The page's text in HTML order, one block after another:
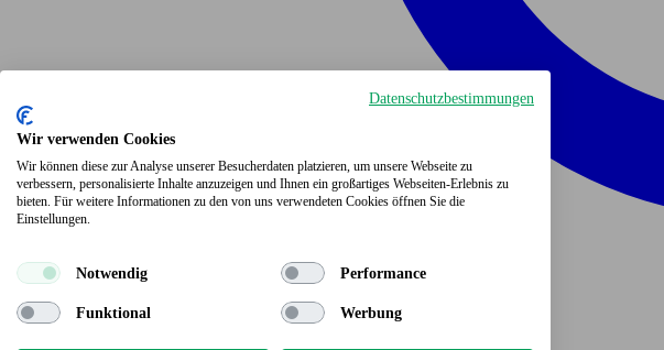
Datenschutzbestimmungen
Wir verwenden Cookies
Wir können diese zur Analyse unserer Besucherdaten platzieren, um unsere Webseite zu
verbessern, personalisierte Inhalte anzuzeigen und Ihnen ein großartiges Webseiten-Erlebnis zu
bieten. Für weitere Informationen zu den von uns verwendeten Cookies öffnen Sie die
Einstellungen.
Notwendig Performance
Funktional Werbung